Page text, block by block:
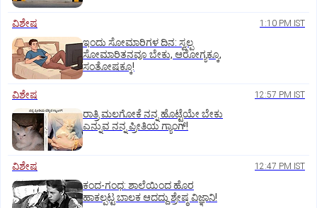
ವಿಶೇಷ 1:10 PM IST
ಇಂದು ಸೋಮಾರಿಗಳ ದಿನ: ಸ್ವಲ್ಪ
ಸೋಮಾರಿತನವೂ ಬೇಕು, ಆರೋಗ್ಯಕ್ಕೂ,
ಸಂತೋಷಕ್ಕೂ!
ವಿಶೇಷ 12:57 PM IST
ರಾತ್ರಿ ಮಲಗೋಕೆ ನನ್ನ ಹೊಟ್ಟೆಯೇ ಬೇಕು
ಎನ್ನುವ ನನ್ನ ಪ್ರೀತಿಯ ಗ್ಯಾಂಗ್!
ವಿಶೇಷ 12:47 PM IST
ಕಂದ-ಗಂಧ: ಶಾಲೆಯಿಂದ ಹೊರ
ಹಾಕಲ್ಪಟ್ಟ ಬಾಲಕ ಆದದ್ದು ಶ್ರೇಷ್ಠ ವಿಜ್ಞಾನಿ!